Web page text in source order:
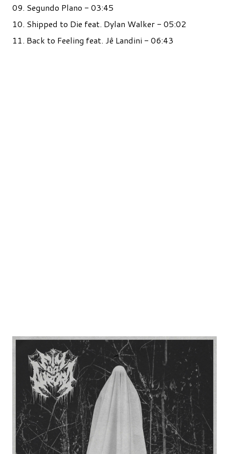
09. Segundo Plano - 03:45
10. Shipped to Die feat. Dylan Walker - 05:02
11. Back to Feeling feat. Jê Landini - 06:43